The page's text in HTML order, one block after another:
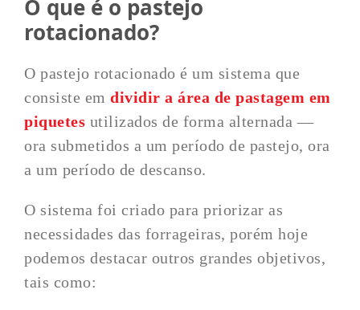
O que é o pastejo
rotacionado?
O pastejo rotacionado é um sistema que
consiste emdividir a área de pastagem em
piquetes utilizados de forma alternada —
ora submetidos a um período de pastejo, ora
a um período de descanso.
O sistema foi criado para priorizar as
necessidades das forrageiras, porém hoje
podemos destacar outros grandes objetivos,
tais como: